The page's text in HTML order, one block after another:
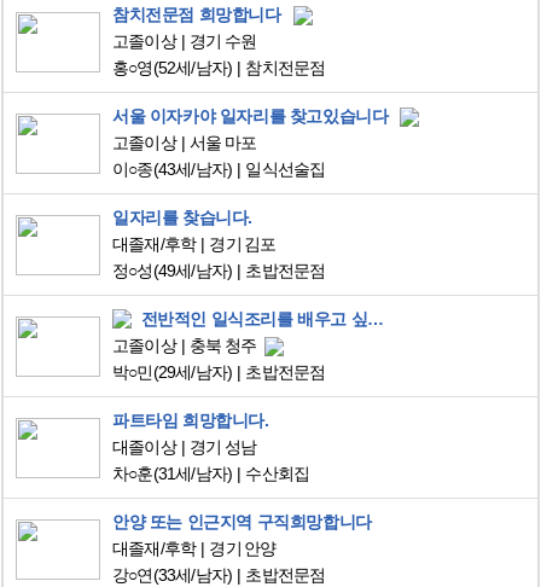
참치전문점 희망합니다
고졸이상
경기 수원
홍○영(52세/남자) 참치전문점
서울 이자카야 일자리를 찾고있습니다
고졸이상
서울 마포
이○종(43세/남자) 일식선술집
일자리를 찾습니다.
대졸재/후학
경기 김포
정○성(49세/남자) 초밥전문점
전반적인 일식조리를 배우고 싶습니다
고졸이상
충북 청주
박○민(29세/남자) 초밥전문점
파트타임 희망합니다.
대졸이상
경기 성남
차○훈(31세/남자) 수산회집
안양 또는 인근지역 구직희망합니다
대졸재/후학
경기 안양
강○연(33세/남자) 초밥전문점